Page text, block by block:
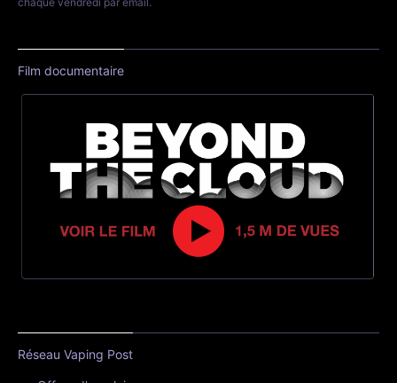
Film documentaire
Réseau Vaping Post